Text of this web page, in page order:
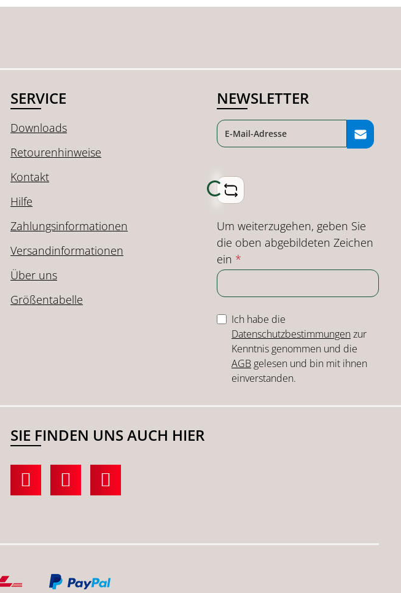
SERVICE
Downloads
Retourenhinweise
Kontakt
Hilfe
Zahlungsinformationen
Versandinformationen
Über uns
Größentabelle
NEWSLETTER
Loading...
Um weiterzugehen, geben Sie
die oben abgebildeten Zeichen
ein *
Ich habe die
Datenschutzbestimmungenzur
Kenntnis genommen und die
AGB gelesen und bin mit ihnen
einverstanden.
SIE FINDEN UNS AUCH HIER